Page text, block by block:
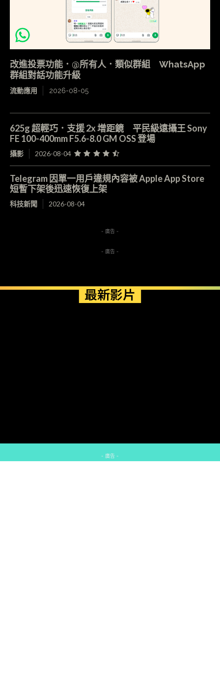
改進投票功能．@所有人．類似群組 WhatsApp
群組對話功能升級
流動應用 2026-08-05
625g 超輕巧．支援 2x 增距鏡 平民級遠攝王 Sony
FE 100-400mm F5.6-8.0 GM OSS 登場
攝影 2026-08-04
Telegram 因單一用戶違規內容被 Apple App Store
短暫下架後迅速恢復上架
科技新聞 2026-08-04
- 廣告 -
- 廣告 -
最新影片
- 廣告 -